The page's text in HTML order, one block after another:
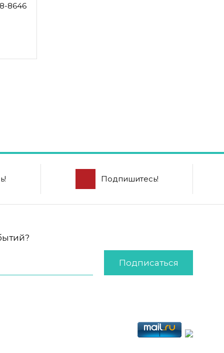
8646
Подпишитесь!
Подписаться